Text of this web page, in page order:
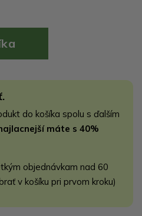
do košíka spolu s ďalším
máte s 40%
objednávkam nad 60
v košíku pri prvom kroku)